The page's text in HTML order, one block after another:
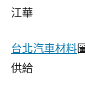
江華
台北汽車材料
供給